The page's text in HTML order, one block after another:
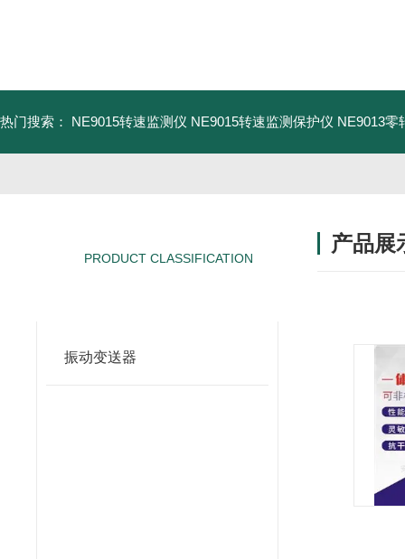
热门搜索： NE9015转速监测仪 NE9015转速监测保护仪 NE9013零
PRODUCT CLASSIFICATION
振动变送器
产品展